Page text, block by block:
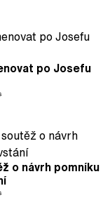
po Josefu
o návrh pomníku